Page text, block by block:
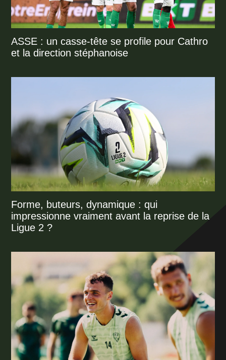
ASSE : un casse-tête se profile pour Cathro
et la direction stéphanoise
Forme, buteurs, dynamique : qui
impressionne vraiment avant la reprise de la
Ligue 2 ?